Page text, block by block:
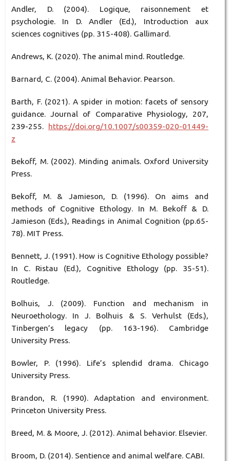
Andler, D. (2004). Logique, raisonnement et
psychologie. In D. Andler (Ed.), Introduction aux
sciences cognitives (pp. 315-408). Gallimard.
Andrews, K. (2020). The animal mind. Routledge.
Barnard, C. (2004). Animal Behavior. Pearson.
Barth, F. (2021). A spider in motion: facets of sensory
guidance. Journal of Comparative Physiology, 207,
239-255. https://doi.org/10.1007/s00359-020-01449-
z
Bekoff, M. (2002). Minding animals. Oxford University
Press.
Bekoff, M. & Jamieson, D. (1996). On aims and
methods of Cognitive Ethology. In M. Bekoff & D.
Jamieson (Eds.), Readings in Animal Cognition (pp.65-
78). MIT Press.
Bennett, J. (1991). How is Cognitive Ethology possible?
In C. Ristau (Ed.), Cognitive Ethology (pp. 35-51).
Routledge.
Bolhuis, J. (2009). Function and mechanism in
Neuroethology. In J. Bolhuis & S. Verhulst (Eds.),
Tinbergen’s legacy (pp. 163-196). Cambridge
University Press.
Bowler, P. (1996). Life’s splendid drama. Chicago
University Press.
Brandon, R. (1990). Adaptation and environment.
Princeton University Press.
Breed, M. & Moore, J. (2012). Animal behavior. Elsevier.
Broom, D. (2014). Sentience and animal welfare. CABI.